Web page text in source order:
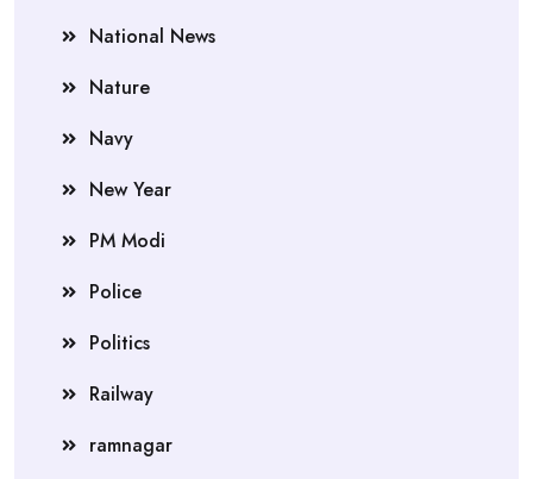
National News
Nature
Navy
New Year
PM Modi
Police
Politics
Railway
ramnagar